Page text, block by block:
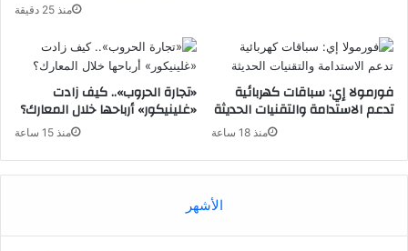
منذ 25 دقيقة
«تجارة الحروب».. كيف زادت
«غلينيكور» أرباحها خلال المعارك؟
منذ 15 ساعة
فورمولا إي: سباقات كهربائية
تدعم الاستدامة والتقنيات الحديثة
منذ 18 ساعة
الأشهر